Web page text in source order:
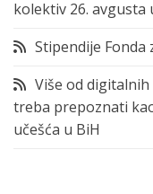
kolektiv 26. avgusta
Stipendije Fonda
Više od
treba prepoznati
učešća u BiH